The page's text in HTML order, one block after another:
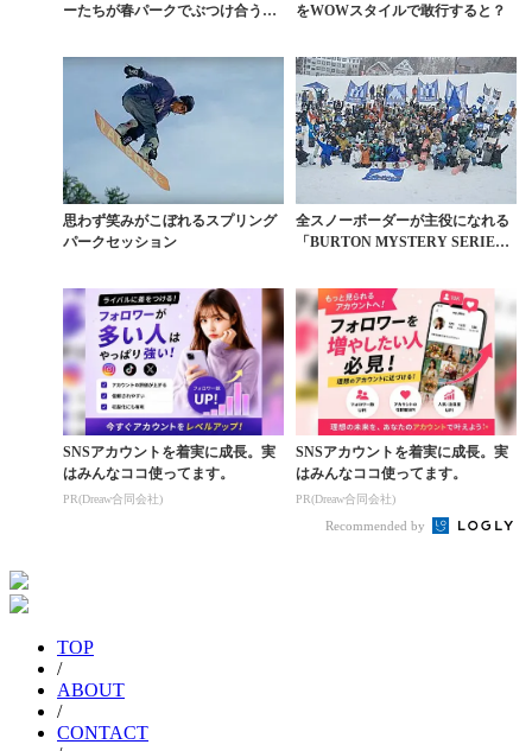
ーたちが春パークでぶつけ合う個
をWOWスタイルで敢行すると？
思わず笑みがこぼれるスプリング
パークセッション
全スノーボーダーが主役になれる
「BURTON MYSTERY SERIE
SNSアカウントを着実に成長。実
はみんなココ使ってます。
PR(Dreaw合同会社)
SNSアカウントを着実に成長。実
はみんなココ使ってます。
PR(Dreaw合同会社)
Recommended by
TOP
/
ABOUT
/
CONTACT